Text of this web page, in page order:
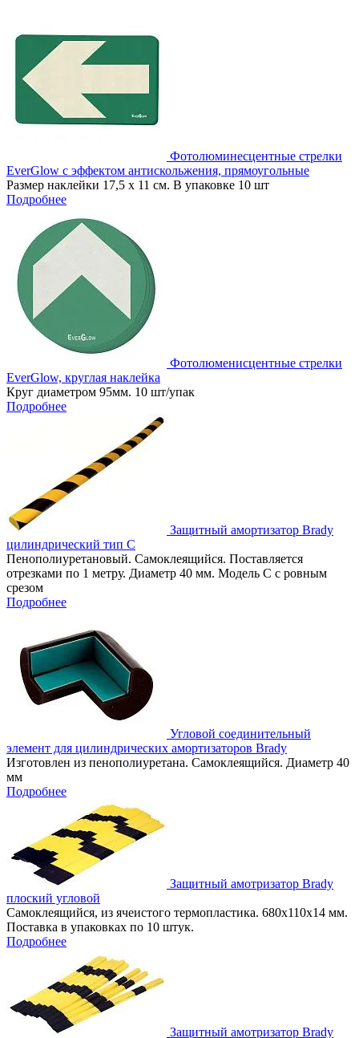
Фотолюминесцентные стрелки
EverGlow с эффектом антискольжения, прямоугольные
Размер наклейки 17,5 х 11 см. В упаковке 10 шт
Подробнее
Фотолюменисцентные стрелки
EverGlow, круглая наклейка
Круг диаметром 95мм. 10 шт/упак
Подробнее
Защитный амортизатор Brady
цилиндрический тип C
Пенополиуретановый. Самоклеящийся. Поставляется
отрезками по 1 метру. Диаметр 40 мм. Модель C с ровным
срезом
Подробнее
Угловой соединительный
элемент для цилиндрических амортизаторов Brady
Изготовлен из пенополиуретана. Самоклеящийся. Диаметр 40
мм
Подробнее
Защитный амотризатор Brady
плоский угловой
Самоклеящийся, из ячеистого термопластика. 680х110х14 мм.
Поставка в упаковках по 10 штук.
Подробнее
Защитный амотризатор Brady